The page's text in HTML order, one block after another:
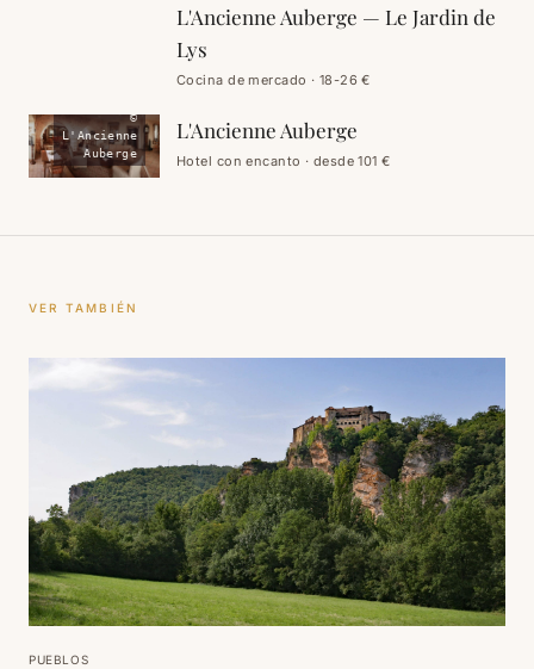
L'Ancienne Auberge — Le Jardin de
Lys
Cocina de mercado · 18-26 €
©
L'Ancienne
Auberge
L'Ancienne Auberge
Hotel con encanto · desde 101 €
VER TAMBIÉN
PUEBLOS